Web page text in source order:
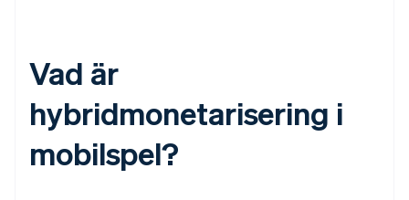
Vad är
hybridmonetarisering i
mobilspel?